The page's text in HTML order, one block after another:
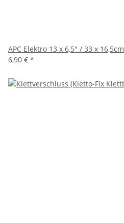
APC Elektro 13 x 6,5" / 33 x 16,5cm
6,90 € *